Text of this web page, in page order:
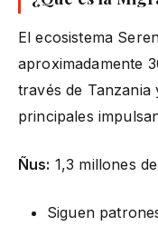
El ecosistema
aproximadamente
través de Tanzania
principales
Ñus: 1,3 millones
Siguen